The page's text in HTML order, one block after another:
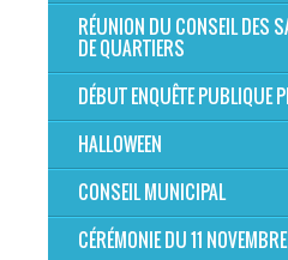
RÉUNION DU CONSEIL DES
DE QUARTIERS
DÉBUT ENQUÊTE PUBLIQUE
HALLOWEEN
CONSEIL MUNICIPAL
CÉRÉMONIE DU 11 NOVEMBRE